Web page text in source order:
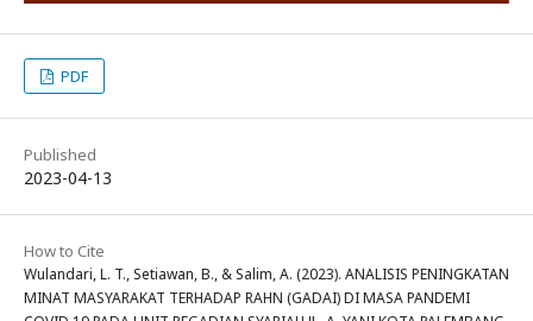
PDF
Published
2023-04-13
How to Cite
Wulandari, L. T., Setiawan, B., & Salim, A. (2023). ANALISIS PENINGKATAN
MINAT MASYARAKAT TERHADAP RAHN (GADAI) DI MASA PANDEMI